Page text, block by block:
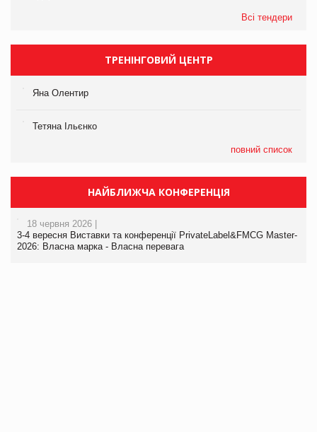
Всі тендери
ТРЕНІНГОВИЙ ЦЕНТР
Яна Олентир
Тетяна Ільєнко
повний список
НАЙБЛИЖЧА КОНФЕРЕНЦІЯ
18 червня 2026 |
3-4 вересня Виставки та конференції PrivateLabel&FMCG Master-
2026: Власна марка - Власна перевага